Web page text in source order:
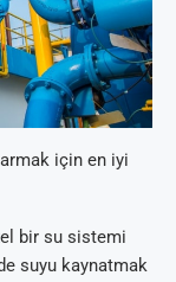
için en iyi
bir su sistemi
suyu kaynatmak